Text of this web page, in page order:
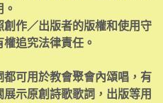
。
作／出版者的版權和使用守
追究法律責任。
可用於教會聚會內頌唱，有
示原創詩歌歌詞，出版等用